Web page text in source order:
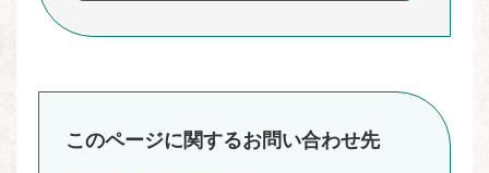
このページに関するお問い合わせ先